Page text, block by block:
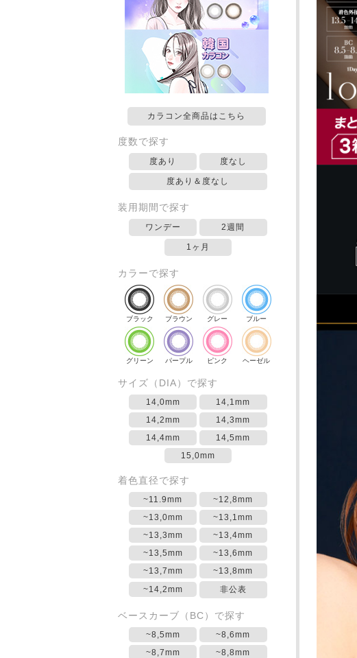
カラコン全商品はこちら
度数で探す
度あり 度なし
度あり＆度なし
装用期間で探す
ワンデー 2週間
1ヶ月
カラーで探す
ブラック ブラウン グレー ブルー
グリーン パープル ピンク ヘーゼル
サイズ（DIA）で探す
14,0mm
14,1mm
14,2mm
14,3mm
14,4mm
14,5mm
15,0mm
着色直径で探す
~11.9mm
~12,8mm
~13,0mm
~13,1mm
~13,3mm
~13,4mm
~13,5mm
~13,6mm
~13,7mm
~13,8mm
~14,2mm
非公表
ベースカーブ（BC）で探す
~8,5mm
~8,6mm
~8,7mm
~8,8mm